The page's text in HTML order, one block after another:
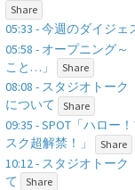
Share
05:33 - 今週のダイジェ
05:58 - オープニング～
こと…」
Share
08:08 - スタジオトーク
について
Share
09:35 - SPOT「ハロー
スク超解禁！」
Share
10:12 - スタジオトー
て
Share